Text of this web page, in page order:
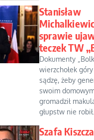
Stanisław
sprawie
teczek TW
Dokumenty
wierzchołek
sądzę, żeby
swoim
gromadził
głupstw nie robił...
Szafa